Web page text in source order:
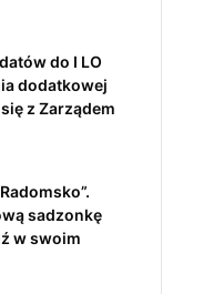
do I LO
dodatkowej
z Zarządem
sadzonkę
w swoim